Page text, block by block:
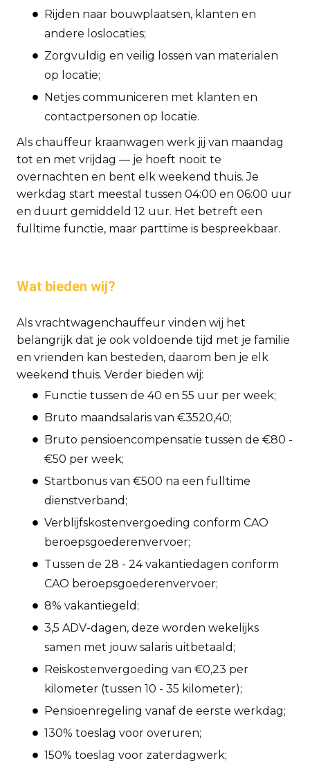
Rijden naar bouwplaatsen, klanten en
andere loslocaties;
Zorgvuldig en veilig lossen van materialen
op locatie;
Netjes communiceren met klanten en
contactpersonen op locatie.
Als chauffeur kraanwagen werk jij van maandag
tot en met vrijdag — je hoeft nooit te
overnachten en bent elk weekend thuis. Je
werkdag start meestal tussen 04:00 en 06:00 uur
en duurt gemiddeld 12 uur. Het betreft een
fulltime functie, maar parttime is bespreekbaar.
Wat bieden wij?
Als vrachtwagenchauffeur vinden wij het
belangrijk dat je ook voldoende tijd met je familie
en vrienden kan besteden, daarom ben je elk
weekend thuis. Verder bieden wij:
Functie tussen de 40 en 55 uur per week;
Bruto maandsalaris van €3520,40;
Bruto pensioencompensatie tussen de €80 -
€50 per week;
Startbonus van €500 na een fulltime
dienstverband;
Verblijfskostenvergoeding conform CAO
beroepsgoederenvervoer;
Tussen de 28 - 24 vakantiedagen conform
CAO beroepsgoederenvervoer;
8% vakantiegeld;
3,5 ADV-dagen, deze worden wekelijks
samen met jouw salaris uitbetaald;
Reiskostenvergoeding van €0,23 per
kilometer (tussen 10 - 35 kilometer);
Pensioenregeling vanaf de eerste werkdag;
130% toeslag voor overuren;
150% toeslag voor zaterdagwerk;